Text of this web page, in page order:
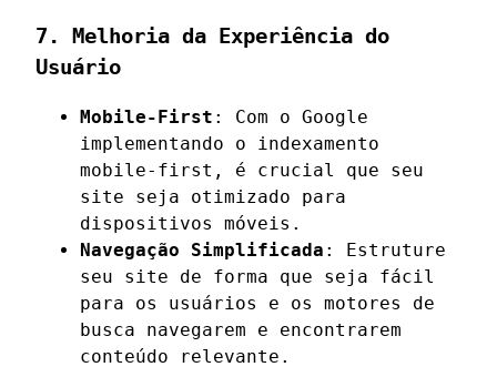
7. Melhoria da Experiência do
Usuário
Mobile-First : Com o Google
implementando o indexamento
mobile-first, é crucial que seu
site seja otimizado para
dispositivos móveis.
Navegação Simplificada : Estruture
seu site de forma que seja fácil
para os usuários e os motores de
busca navegarem e encontrarem
conteúdo relevante.